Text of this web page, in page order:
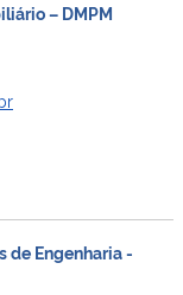
– DMPM
de Engenharia -